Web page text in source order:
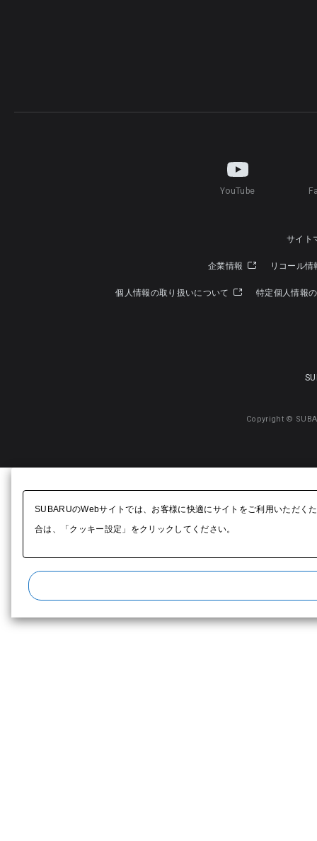
YouTube
サイト
企業情報 リコール
個人情報の取り扱いについて 特定個人情報
Copyright ©
SUBARUのWebサイトでは、お客様に快適にサイトをご利用いただく
合は、「クッキー設定」をクリックしてください。​